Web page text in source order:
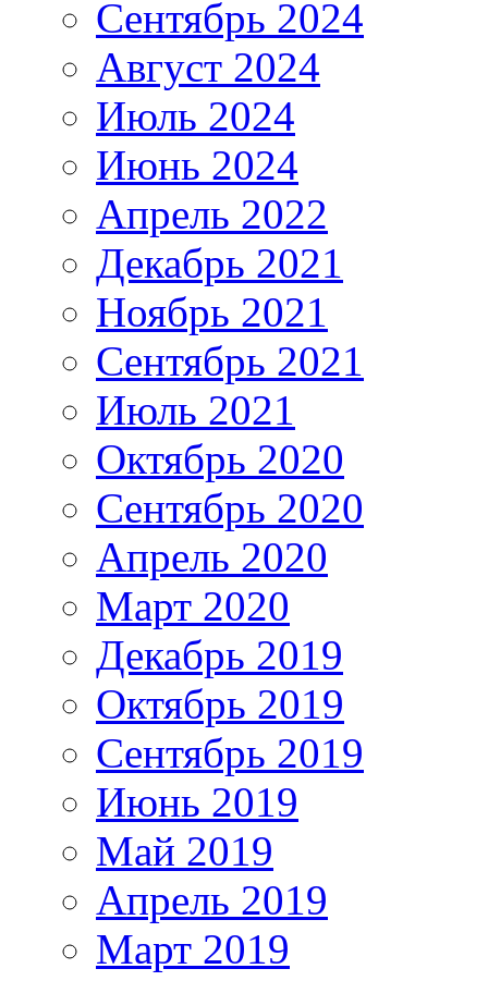
Сентябрь 2024
Август 2024
Июль 2024
Июнь 2024
Апрель 2022
Декабрь 2021
Ноябрь 2021
Сентябрь 2021
Июль 2021
Октябрь 2020
Сентябрь 2020
Апрель 2020
Март 2020
Декабрь 2019
Октябрь 2019
Сентябрь 2019
Июнь 2019
Май 2019
Апрель 2019
Март 2019